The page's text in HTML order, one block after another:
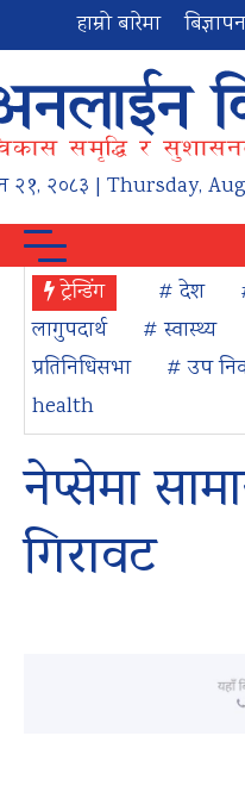
हाम्रो बारेमा
२१, २०८३ | Thursday,
ट्रेन्डिंग # देश
लागुपदार्थ
# स्वास्थ्य
प्रतिनिधिसभा
# उप
health
नेप्सेमा
गिरावट